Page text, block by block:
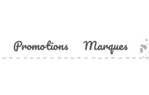
Promotions Marques